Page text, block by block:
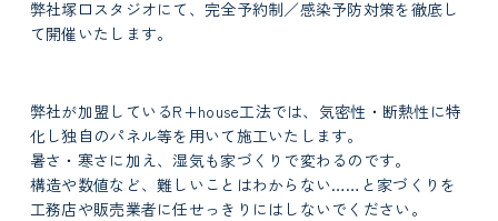
弊社塚口スタジオにて、完全予約制／感染予防対策を徹底し
て開催いたします。
弊社が加盟しているR+house工法では、気密性・断熱性に特
化し独自のパネル等を用いて施工いたします。
暑さ・寒さに加え、湿気も家づくりで変わるのです。
構造や数値など、難しいことはわからない……と家づくりを
工務店や販売業者に任せっきりにはしないでください。